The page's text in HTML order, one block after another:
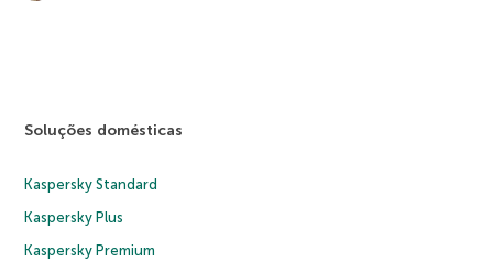
Soluções domésticas
Kaspersky Standard
Kaspersky Plus
Kaspersky Premium